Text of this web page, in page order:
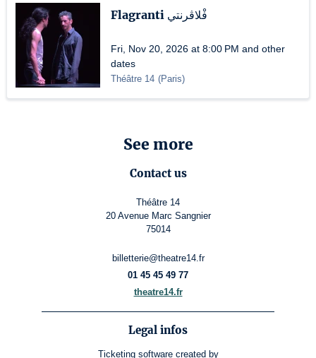
Flagranti فْلاڤرنتي
Fri, Nov 20, 2026 at 8:00 PM and other
dates
Théâtre 14 (Paris)
See more
Contact us
Théâtre 14
20 Avenue Marc Sangnier
75014
billetterie@theatre14.fr
01 45 45 49 77
theatre14.fr
Legal infos
Ticketing software created by